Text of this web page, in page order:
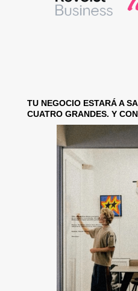
TU NEGOCIO ESTARÁ A
CUATRO GRANDES. Y